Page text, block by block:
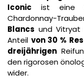
Iconic ist eine
Chardonnay-
Blancs und Vitryat
Anteil von 30 %
dreijährigen
den rigorosen
wider.